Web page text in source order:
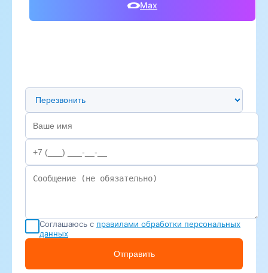
Max
Предпочтительный способ связи
Соглашаюсь с правилами обработки персональных
данных
Отправить